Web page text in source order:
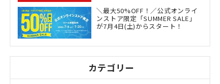
＼最大50%OFF！／公式オンライ
ンストア限定「SUMMER SALE」
が7月4日(土)からスタート！
カテゴリー